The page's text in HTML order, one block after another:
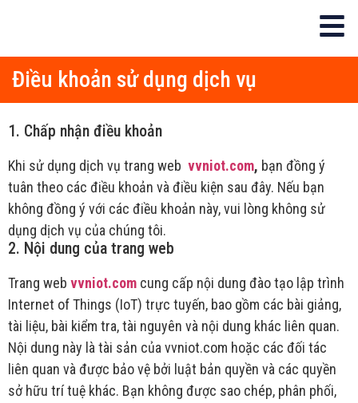
Điều khoản sử dụng dịch vụ
1. Chấp nhận điều khoản
Khi sử dụng dịch vụ trang web vvniot.com, bạn đồng ý
tuân theo các điều khoản và điều kiện sau đây. Nếu bạn
không đồng ý với các điều khoản này, vui lòng không sử
dụng dịch vụ của chúng tôi.
2. Nội dung của trang web
Trang web vvniot.com cung cấp nội dung đào tạo lập trình
Internet of Things (IoT) trực tuyến, bao gồm các bài giảng,
tài liệu, bài kiểm tra, tài nguyên và nội dung khác liên quan.
Nội dung này là tài sản của vvniot.com hoặc các đối tác
liên quan và được bảo vệ bởi luật bản quyền và các quyền
sở hữu trí tuệ khác. Bạn không được sao chép, phân phối,